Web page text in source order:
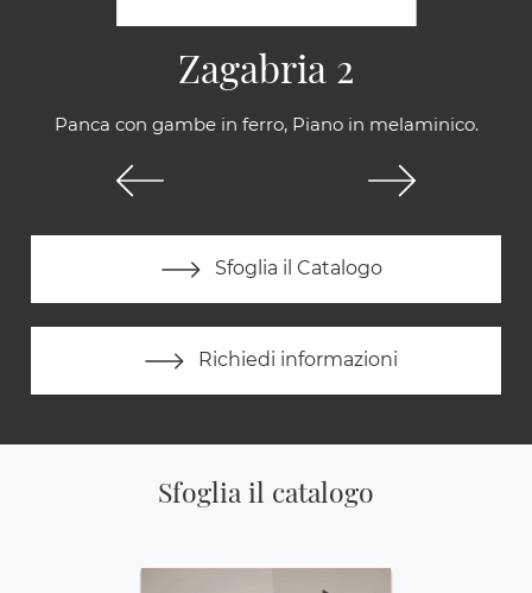
Panca con gambe in ferro, Piano in melaminico.
Sfoglia il Catalogo
Richiedi informazioni
Zagabria 2
Sfoglia il catalogo